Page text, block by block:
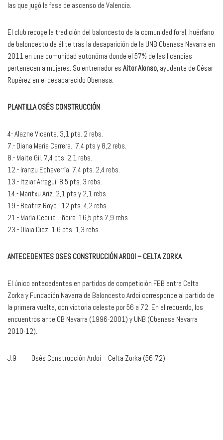
las que jugó la fase de ascenso de Valencia.
El club recoge la tradición del baloncesto de la comunidad foral, huérfano
de baloncesto de élite tras la desaparición de la UNB Obenasa Navarra en
2011 en una comunidad autonóma donde el 57% de las licencias
pertenecen a mujeres. Su entrenador es Aitor Alonso, ayudante de César
Rupérez en el desaparecido Obenasa.
PLANTILLA OSÉS CONSTRUCCIÓN
4- Alazne Vicente. 3,1 pts. 2 rebs.
7.- Diana Maria Carrera. 7,4 pts y 8,2 rebs.
8.- Maite Gil. 7,4 pts. 2,1 rebs.
12.- Iranzu Echeverría. 7,4 pts. 2,4 rebs.
13.- Itziar Arregui. 8,5 pts. 3 rebs.
14.- Maritxu Ariz. 2,1 pts y 2,1 rebs.
19.- Beatriz Royo. 12 pts. 4,2 rebs.
21.- María Cecilia Liñeira. 16,5 pts 7,9 rebs.
23.- Olaia Diez. 1,6 pts. 1,3 rebs.
ANTECEDENTES OSES CONSTRUCCIÓN ARDOI – CELTA ZORKA
El único antecedentes en partidos de competición FEB entre Celta
Zorka y Fundación Navarra de Baloncesto Ardoi corresponde al partido de
la primera vuelta, con victoria celeste por 56 a 72. En el recuerdo, los
encuentros ante CB Navarra (1996-2001) y UNB (Obenasa Navarra
2010-12).
J.9 Osés Construcción Ardoi – Celta Zorka (56-72)